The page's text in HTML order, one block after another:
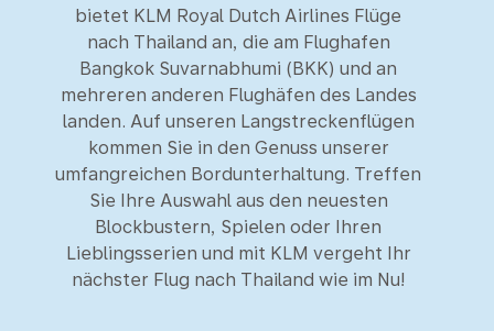
bietet KLM Royal Dutch Airlines Flüge
nach Thailand an, die am Flughafen
Bangkok Suvarnabhumi (BKK) und an
mehreren anderen Flughäfen des Landes
landen. Auf unseren Langstreckenflügen
kommen Sie in den Genuss unserer
umfangreichen Bordunterhaltung. Treffen
Sie Ihre Auswahl aus den neuesten
Blockbustern, Spielen oder Ihren
Lieblingsserien und mit KLM vergeht Ihr
nächster Flug nach Thailand wie im Nu!